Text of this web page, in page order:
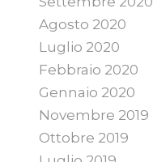
Agosto 2020
Luglio 2020
Febbraio 2020
Gennaio 2020
Novembre 2019
Ottobre 2019